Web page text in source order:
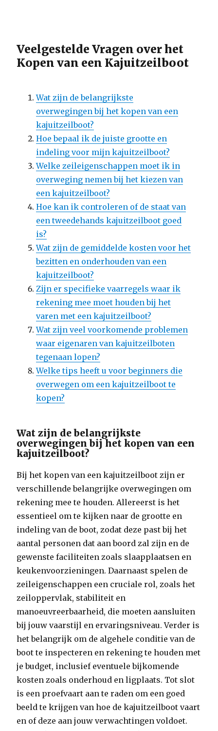
Veelgestelde Vragen over het
Kopen van een Kajuitzeilboot
Wat zijn de belangrijkste
overwegingen bij het kopen van een
kajuitzeilboot?
Hoe bepaal ik de juiste grootte en
indeling voor mijn kajuitzeilboot?
Welke zeileigenschappen moet ik in
overweging nemen bij het kiezen van
een kajuitzeilboot?
Hoe kan ik controleren of de staat van
een tweedehands kajuitzeilboot goed
is?
Wat zijn de gemiddelde kosten voor het
bezitten en onderhouden van een
kajuitzeilboot?
Zijn er specifieke vaarregels waar ik
rekening mee moet houden bij het
varen met een kajuitzeilboot?
Wat zijn veel voorkomende problemen
waar eigenaren van kajuitzeilboten
tegenaan lopen?
Welke tips heeft u voor beginners die
overwegen om een ​​kajuitzeilboot te
kopen?
Wat zijn de belangrijkste
overwegingen bij het kopen van een
kajuitzeilboot?
Bij het kopen van een kajuitzeilboot zijn er
verschillende belangrijke overwegingen om
rekening mee te houden. Allereerst is het
essentieel om te kijken naar de grootte en
indeling van de boot, zodat deze past bij het
aantal personen dat aan boord zal zijn en de
gewenste faciliteiten zoals slaapplaatsen en
keukenvoorzieningen. Daarnaast spelen de
zeileigenschappen een cruciale rol, zoals het
zeiloppervlak, stabiliteit en
manoeuvreerbaarheid, die moeten aansluiten
bij jouw vaarstijl en ervaringsniveau. Verder is
het belangrijk om de algehele conditie van de
boot te inspecteren en rekening te houden met
je budget, inclusief eventuele bijkomende
kosten zoals onderhoud en ligplaats. Tot slot
is een proefvaart aan te raden om een goed
beeld te krijgen van hoe de kajuitzeilboot vaart
en of deze aan jouw verwachtingen voldoet.